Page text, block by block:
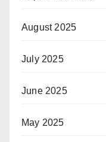
August 2025
July 2025
June 2025
May 2025